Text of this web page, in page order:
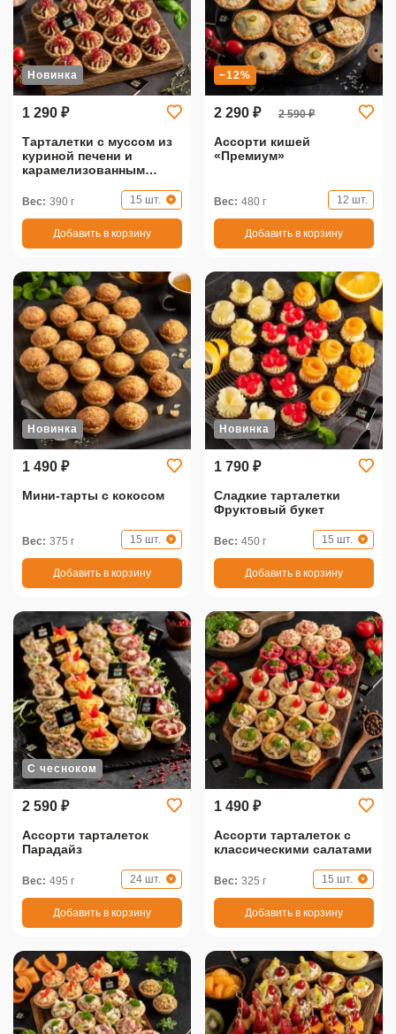
Новинка
1 290 ₽
Тарталетки с муссом из
куриной печени и
карамелизованным
Вес: 390 г 15 шт.
Добавить в корзину
−12%
2 290 ₽ 2 590 ₽
Ассорти кишей
«Премиум»
Вес: 480 г 12 шт.
Добавить в корзину
Новинка
1 490 ₽
Мини-тарты с кокосом
Вес: 375 г 15 шт.
Добавить в корзину
Новинка
1 790 ₽
Сладкие тарталетки
Фруктовый букет
Вес: 450 г 15 шт.
Добавить в корзину
С чесноком
2 590 ₽
Ассорти тарталеток
Парадайз
Вес: 495 г 24 шт.
Добавить в корзину
1 490 ₽
Ассорти тарталеток с
классическими салатами
Вес: 325 г 15 шт.
Добавить в корзину